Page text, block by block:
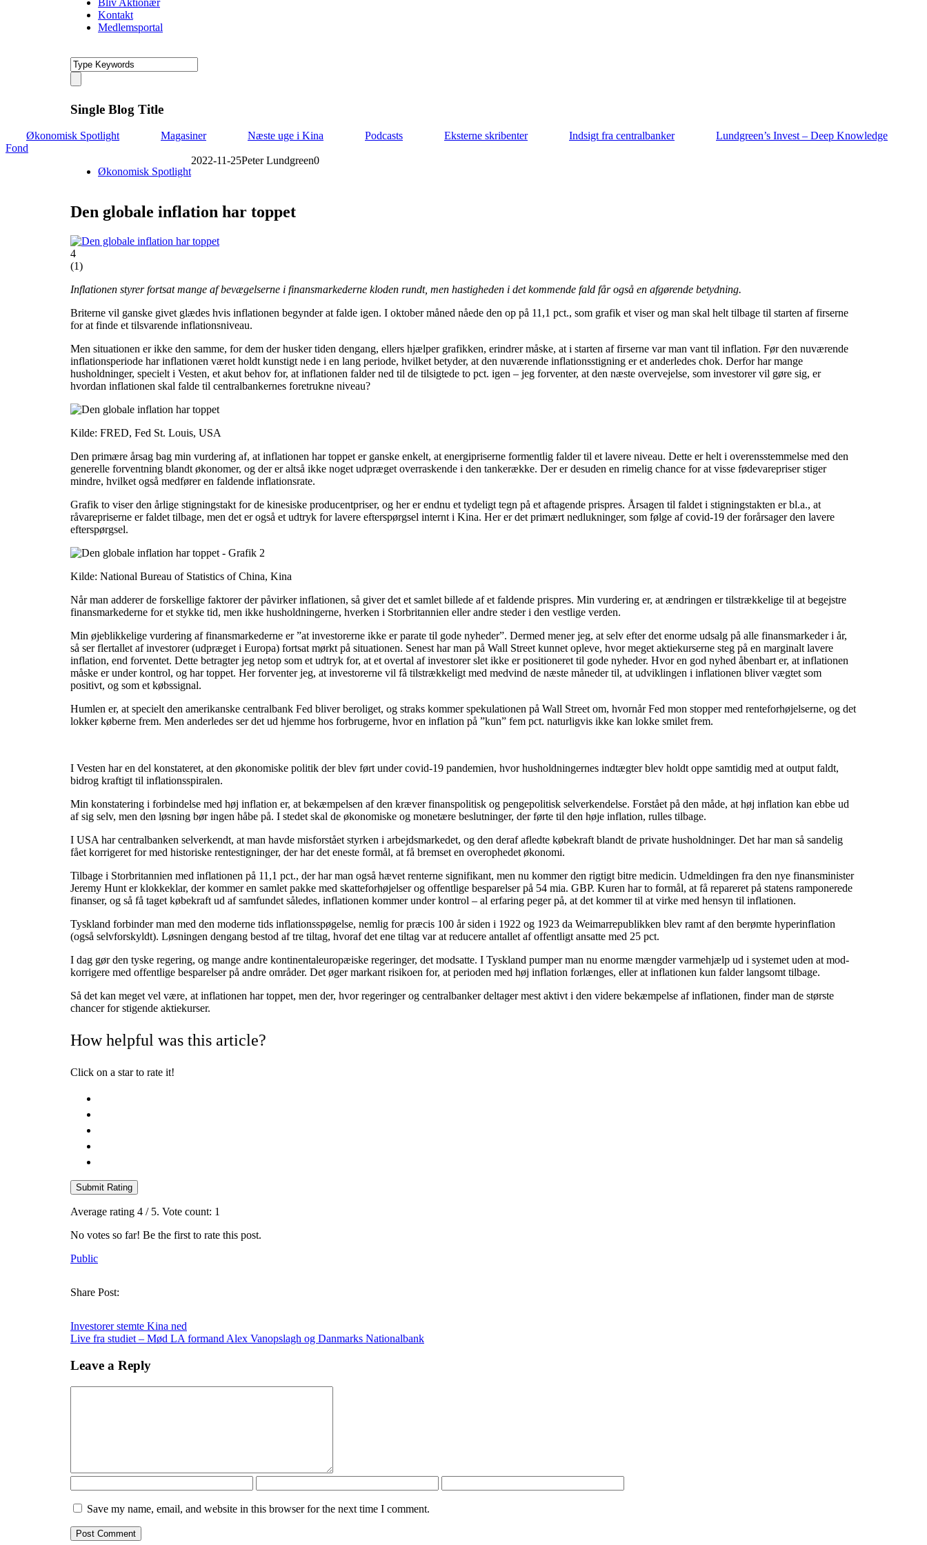
Bliv Aktionær
Kontakt
Medlemsportal
Single Blog Title
Økonomisk Spotlight Magasiner Næste uge i Kina Podcasts Eksterne skribenter Indsigt fra centralbanker
Lundgreen’s Invest – Deep Knowledge
Fond
Økonomisk Spotlight
2022-11-25Peter Lundgreen0
Den globale inflation har toppet
4
(1)
Inflationen styrer fortsat mange af bevægelserne i finansmarkederne kloden rundt, men hastigheden i det kommende fald får også en afgørende betydning.
Briterne vil ganske givet glædes hvis inflationen begynder at falde igen. I oktober måned nåede den op på 11,1 pct., som grafik et viser og man skal helt tilbage til starten af firserne
for at finde et tilsvarende inflationsniveau.
Men situationen er ikke den samme, for dem der husker tiden dengang, ellers hjælper grafikken, erindrer måske, at i starten af firserne var man vant til inflation. Før den nuværende
inflationsperiode har inflationen været holdt kunstigt nede i en lang periode, hvilket betyder, at den nuværende inflationsstigning er et anderledes chok. Derfor har mange
husholdninger, specielt i Vesten, et akut behov for, at inflationen falder ned til de tilsigtede to pct. igen – jeg forventer, at den næste overvejelse, som investorer vil gøre sig, er
hvordan inflationen skal falde til centralbankernes foretrukne niveau?
Kilde: FRED, Fed St. Louis, USA
Den primære årsag bag min vurdering af, at inflationen har toppet er ganske enkelt, at energipriserne formentlig falder til et lavere niveau. Dette er helt i overensstemmelse med den
generelle forventning blandt økonomer, og der er altså ikke noget udpræget overraskende i den tankerække. Der er desuden en rimelig chance for at visse fødevarepriser stiger
mindre, hvilket også medfører en faldende inflationsrate.
Grafik to viser den årlige stigningstakt for de kinesiske producentpriser, og her er endnu et tydeligt tegn på et aftagende prispres. Årsagen til faldet i stigningstakten er bl.a., at
råvarepriserne er faldet tilbage, men det er også et udtryk for lavere efterspørgsel internt i Kina. Her er det primært nedlukninger, som følge af covid-19 der forårsager den lavere
efterspørgsel.
Kilde: National Bureau of Statistics of China, Kina
Når man adderer de forskellige faktorer der påvirker inflationen, så giver det et samlet billede af et faldende prispres. Min vurdering er, at ændringen er tilstrækkelige til at begejstre
finansmarkederne for et stykke tid, men ikke husholdningerne, hverken i Storbritannien eller andre steder i den vestlige verden.
Min øjeblikkelige vurdering af finansmarkederne er ”at investorerne ikke er parate til gode nyheder”. Dermed mener jeg, at selv efter det enorme udsalg på alle finansmarkeder i år,
så ser flertallet af investorer (udpræget i Europa) fortsat mørkt på situationen. Senest har man på Wall Street kunnet opleve, hvor meget aktiekurserne steg på en marginalt lavere
inflation, end forventet. Dette betragter jeg netop som et udtryk for, at et overtal af investorer slet ikke er positioneret til gode nyheder. Hvor en god nyhed åbenbart er, at inflationen
måske er under kontrol, og har toppet. Her forventer jeg, at investorerne vil få tilstrækkeligt med medvind de næste måneder til, at udviklingen i inflationen bliver vægtet som
positivt, og som et købssignal.
Humlen er, at specielt den amerikanske centralbank Fed bliver beroliget, og straks kommer spekulationen på Wall Street om, hvornår Fed mon stopper med renteforhøjelserne, og det
lokker køberne frem. Men anderledes ser det ud hjemme hos forbrugerne, hvor en inflation på ”kun” fem pct. naturligvis ikke kan lokke smilet frem.
I Vesten har en del konstateret, at den økonomiske politik der blev ført under covid-19 pandemien, hvor husholdningernes indtægter blev holdt oppe samtidig med at output faldt,
bidrog kraftigt til inflationsspiralen.
Min konstatering i forbindelse med høj inflation er, at bekæmpelsen af den kræver finanspolitisk og pengepolitisk selverkendelse. Forstået på den måde, at høj inflation kan ebbe ud
af sig selv, men den løsning bør ingen håbe på. I stedet skal de økonomiske og monetære beslutninger, der førte til den høje inflation, rulles tilbage.
I USA har centralbanken selverkendt, at man havde misforstået styrken i arbejdsmarkedet, og den deraf afledte købekraft blandt de private husholdninger. Det har man så sandelig
fået korrigeret for med historiske rentestigninger, der har det eneste formål, at få bremset en overophedet økonomi.
Tilbage i Storbritannien med inflationen på 11,1 pct., der har man også hævet renterne signifikant, men nu kommer den rigtigt bitre medicin. Udmeldingen fra den nye finansminister
Jeremy Hunt er klokkeklar, der kommer en samlet pakke med skatteforhøjelser og offentlige besparelser på 54 mia. GBP. Kuren har to formål, at få repareret på statens ramponerede
finanser, og så få taget købekraft ud af samfundet således, inflationen kommer under kontrol – al erfaring peger på, at det kommer til at virke med hensyn til inflationen.
Tyskland forbinder man med den moderne tids inflationsspøgelse, nemlig for præcis 100 år siden i 1922 og 1923 da Weimarrepublikken blev ramt af den berømte hyperinflation
(også selvforskyldt). Løsningen dengang bestod af tre tiltag, hvoraf det ene tiltag var at reducere antallet af offentligt ansatte med 25 pct.
I dag gør den tyske regering, og mange andre kontinentaleuropæiske regeringer, det modsatte. I Tyskland pumper man nu enorme mængder varmehjælp ud i systemet uden at mod-
korrigere med offentlige besparelser på andre områder. Det øger markant risikoen for, at perioden med høj inflation forlænges, eller at inflationen kun falder langsomt tilbage.
Så det kan meget vel være, at inflationen har toppet, men der, hvor regeringer og centralbanker deltager mest aktivt i den videre bekæmpelse af inflationen, finder man de største
chancer for stigende aktiekurser.
How helpful was this article?
Click on a star to rate it!
Submit Rating
Average rating 4 / 5. Vote count: 1
No votes so far! Be the first to rate this post.
Public
Share Post:
Investorer stemte Kina ned
Live fra studiet – Mød LA formand Alex Vanopslagh og Danmarks Nationalbank
Leave a Reply
Save my name, email, and website in this browser for the next time I comment.